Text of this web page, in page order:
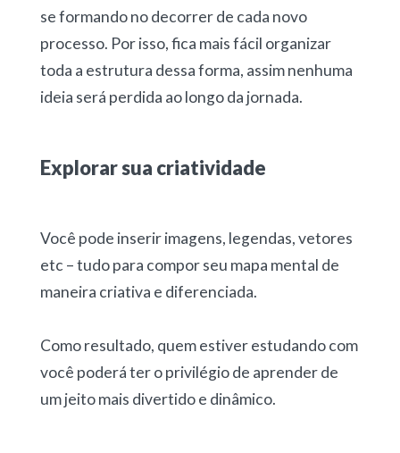
se formando no decorrer de cada novo
processo. Por isso, fica mais fácil organizar
toda a estrutura dessa forma, assim nenhuma
ideia será perdida ao longo da jornada.
Explorar sua criatividade
Você pode inserir imagens, legendas, vetores
etc – tudo para compor seu mapa mental de
maneira criativa e diferenciada.
Como resultado, quem estiver estudando com
você poderá ter o privilégio de aprender de
um jeito mais divertido e dinâmico.